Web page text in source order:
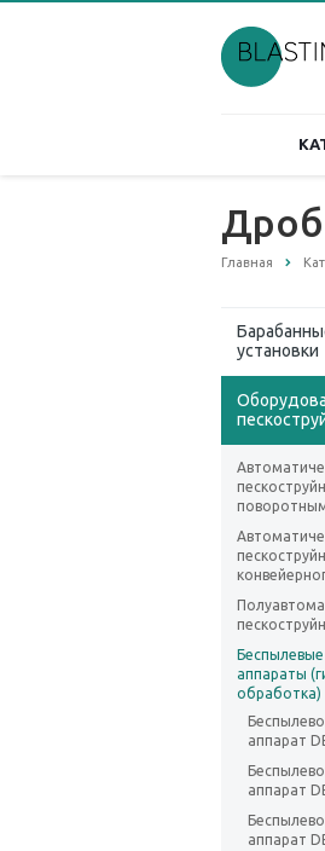
Главная
установки
аппараты
обработка)
аппарат
аппарат
аппарат